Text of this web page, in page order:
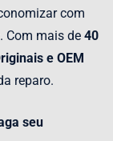
com
. Com mais de 40
e OEM
reparo.
seu